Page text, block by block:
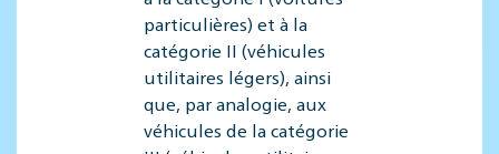
particulières) et à la
catégorie II (véhicules
utilitaires légers), ainsi
que, par analogie, aux
véhicules de la catégorie